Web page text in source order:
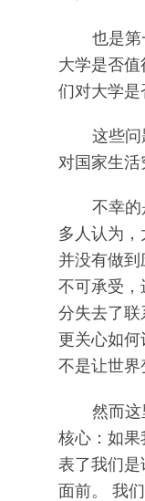
也是
大学是否值
们对大学是
这些
对国家生活
不幸
多人认为
并没有做
不可承受，
分失去了
更关心如
不是让世界
然而
核心：如
表了我们是
面前。 我